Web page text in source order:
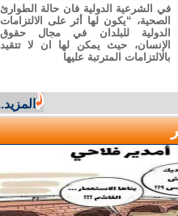
في الشرعية الدولية فان حالة الطوارئ
الصحية، “يكون لها أثر على الالتزامات
الدولية للبلدان في مجال حقوق
الإنسان، حيث يمكن لها ان لا تتقيد
بالالتزامات المترتبة عليها
المزيد...